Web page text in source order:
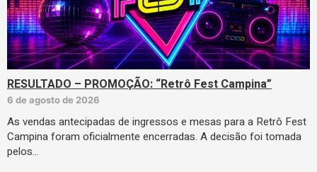
RESULTADO – PROMOÇÃO: “Retrô Fest Campina”
6 de agosto de 2026
As vendas antecipadas de ingressos e mesas para a Retrô Fest
Campina foram oficialmente encerradas. A decisão foi tomada
pelos…